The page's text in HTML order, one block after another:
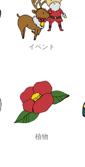
イベント
植物